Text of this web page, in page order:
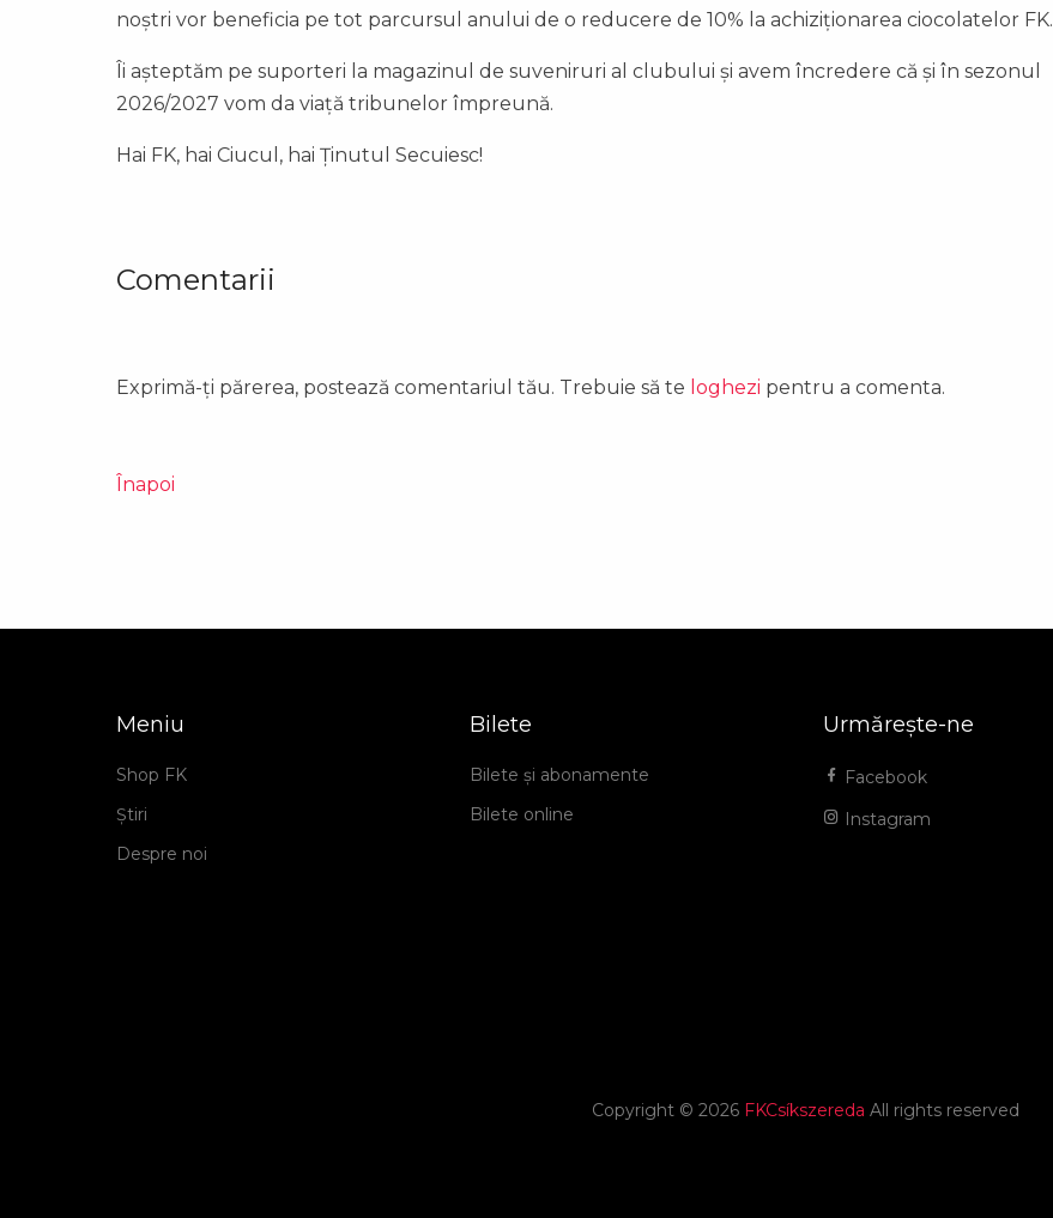
noștri vor beneficia pe tot parcursul anului de o reducere de 10% la achiziționarea ciocolatelor FK.
Îi așteptăm pe suporteri la magazinul de suveniruri al clubului și avem încredere că și în sezonul
2026/2027 vom da viață tribunelor împreună.
Hai FK, hai Ciucul, hai Ținutul Secuiesc!
Comentarii
Exprimă-ți părerea, postează comentariul tău. Trebuie să te loghezi pentru a comenta.
Înapoi
Meniu
Shop FK
Știri
Despre noi
Bilete
Bilete și abonamente
Bilete online
Urmărește-ne
Facebook
Instagram
Copyright © 2026 FKCsíkszereda All rights reserved